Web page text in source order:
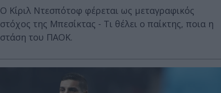
Ο Κίριλ Ντεσπότοφ φέρεται ως μεταγραφικός
στόχος της Μπεσίκτας - Τι θέλει ο παίκτης, ποια η
στάση του ΠΑΟΚ.